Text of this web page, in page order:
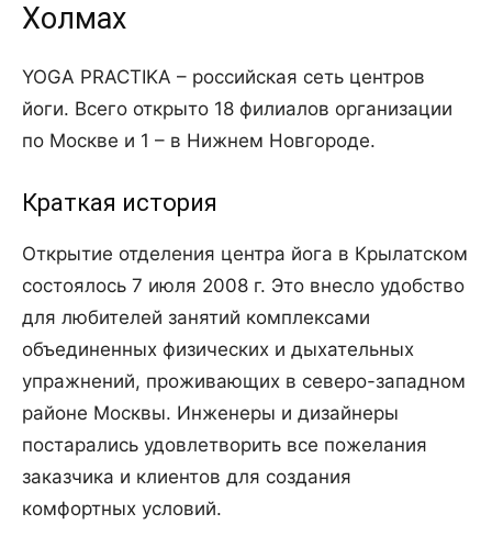
Холмах
YOGA PRACTIKA – российская сеть центров
йоги. Всего открыто 18 филиалов организации
по Москве и 1 – в Нижнем Новгороде.
Краткая история
Открытие отделения центра йога в Крылатском
состоялось 7 июля 2008 г. Это внесло удобство
для любителей занятий комплексами
объединенных физических и дыхательных
упражнений, проживающих в северо-западном
районе Москвы. Инженеры и дизайнеры
постарались удовлетворить все пожелания
заказчика и клиентов для создания
комфортных условий.